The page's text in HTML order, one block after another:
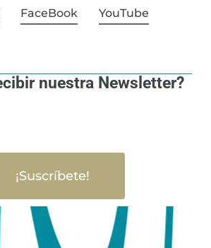
FaceBook YouTube
nuestra Newsletter?
¡Suscríbete!